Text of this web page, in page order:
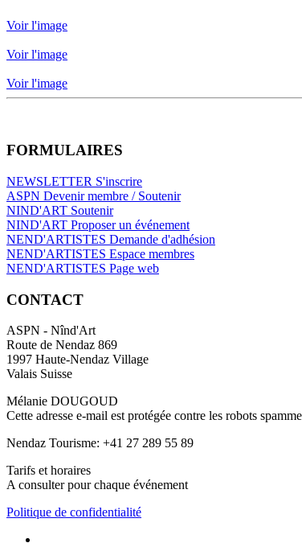
Voir l'image
Voir l'image
Voir l'image
FORMULAIRES
NEWSLETTER S'inscrire
ASPN Devenir membre / Soutenir
NIND'ART Soutenir
NIND'ART Proposer un événement
NEND'ARTISTES Demande d'adhésion
NEND'ARTISTES Espace membres
NEND'ARTISTES Page web
CONTACT
ASPN - Nînd'Art
Route de Nendaz 869
1997 Haute-Nendaz Village
Valais Suisse
Mélanie DOUGOUD
Cette adresse e-mail est protégée contre les robots
Nendaz Tourisme: +41 27 289 55 89
Tarifs et horaires
A consulter pour chaque événement
Politique de confidentialité